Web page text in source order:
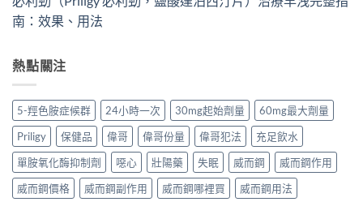
南：效果、用法
熱點關注
5-羥色胺症候群 24小時一次 30mg起始劑量
60mg最大劑量
Priligy
保健品 偉哥 偉哥份量 偉哥犯法
充足飲水
單胺氧化酶抑制劑
噁心 壯陽藥 失眠 威而鋼
威而鋼作用
威而鋼價格
威而鋼副作用 威而鋼哪裡買 威而鋼用法